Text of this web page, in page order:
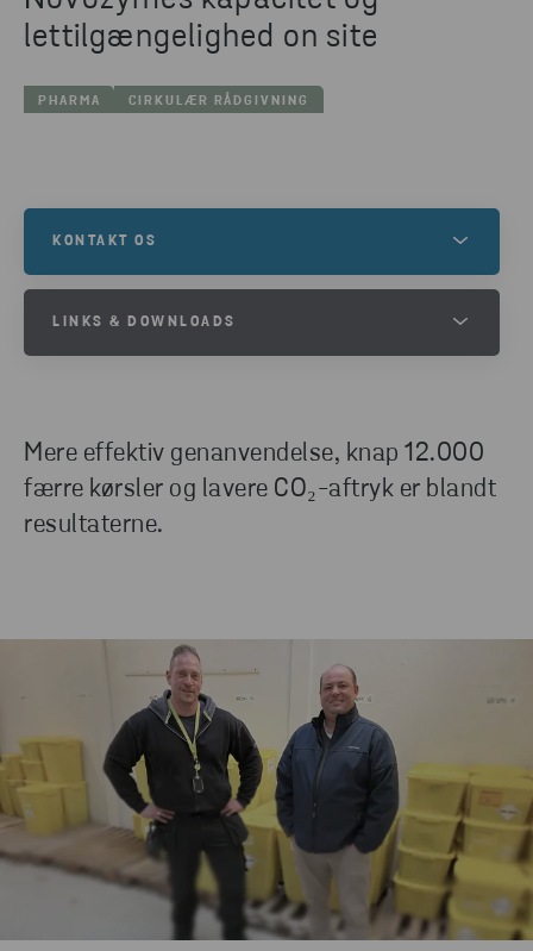
lettilgængelighed on site
PHARMA CIRKULÆR RÅDGIVNING
Mere effektiv genanvendelse, knap 12.000
færre kørsler og lavere CO₂-aftryk er blandt
resultaterne.
KONTAKT OS
KONTAKT OS
LINKS & DOWNLOADS
DOWNLOAD